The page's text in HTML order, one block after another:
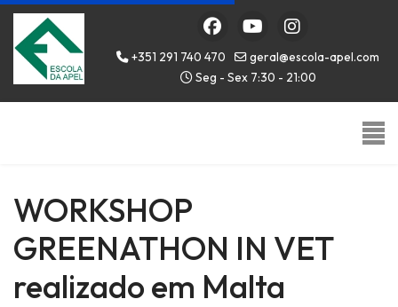
+351 291 740 470
geral@escola-apel.com
Seg - Sex 7:30 - 21:00
WORKSHOP
GREENATHON IN VET
realizado em Malta